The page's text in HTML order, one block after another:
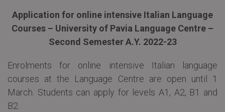
Application for online intensive Italian Language
Courses – University of Pavia Language Centre –
Second Semester A.Y. 2022-23
Enrolments for online intensive Italian language
courses at the Language Centre are open until 1
March. Students can apply for levels A1, A2, B1 and
B2.